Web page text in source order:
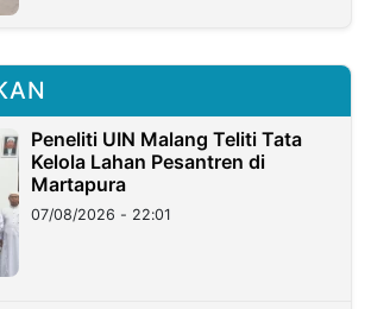
Peneliti UIN Malang Teliti Tata
Kelola Lahan Pesantren di
Martapura
07/08/2026 - 22:01